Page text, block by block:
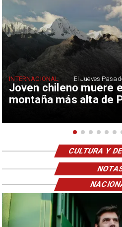
Joven chileno muere
montaña más alta de
INTERNACIONAL El Jueves
CULTURA Y